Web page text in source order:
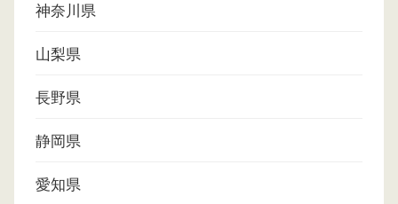
神奈川県
山梨県
長野県
静岡県
愛知県